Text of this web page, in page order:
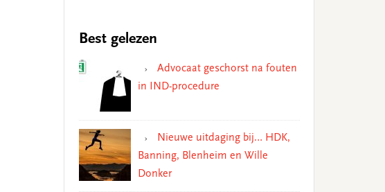
Best gelezen
Advocaat geschorst na fouten
in IND-procedure
Nieuwe uitdaging bij… HDK,
Banning, Blenheim en Wille
Donker